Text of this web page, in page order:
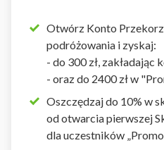
Otwórz Konto
podróżowania i zyskaj:
- do 300 zł, zakładając
- oraz do 2400 zł w
Oszczędzaj do 10% w
od otwarcia pierwszej
dla uczestników